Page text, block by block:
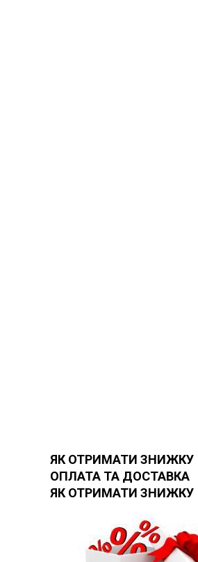
ЯК ОТРИМАТИ ЗНИЖКУ
ОПЛАТА ТА ДОСТАВКА
ЯК ОТРИМАТИ ЗНИЖКУ